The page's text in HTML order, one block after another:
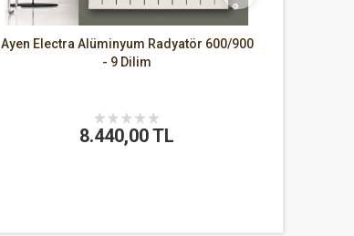
Ayen Electra Alüminyum Radyatör 600/900
- 9 Dilim
8.440,00 TL